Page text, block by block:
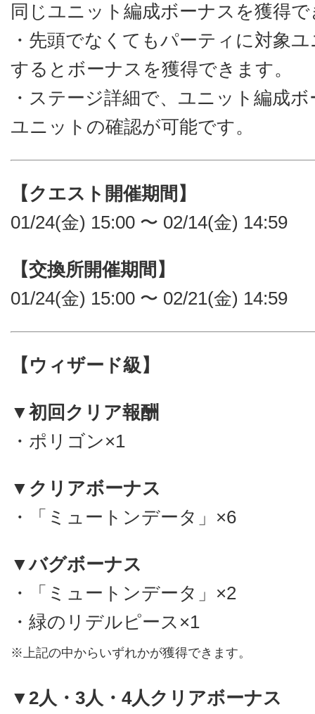
同じユニット編成ボーナスを獲得
・先頭でなくてもパーティに対象
するとボーナスを獲得できます。
・ステージ詳細で、ユニット編成
ユニットの確認が可能です。
【クエスト開催期間】
01/24(金) 15:00 〜 02/14(金) 14:59
【交換所開催期間】
01/24(金) 15:00 〜 02/21(金) 14:59
【ウィザード級】
▼初回クリア報酬
・ポリゴン×1
▼クリアボーナス
・「ミュートンデータ」×6
▼バグボーナス
・「ミュートンデータ」×2
・緑のリデルピース×1
※上記の中からいずれかが獲得できます。
▼2人・3人・4人クリアボーナス